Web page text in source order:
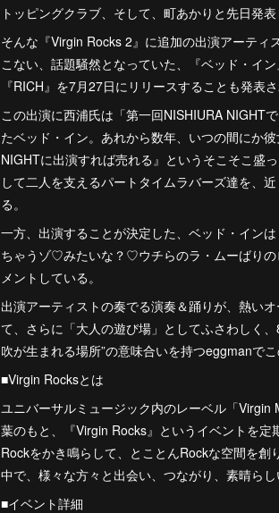
トッピングクラブ、そして、町あかりと先日発表
そんな『Virgin Rocks 2』に追加の出演アーテ
こない、話題騒然となっていた、『ベッド・イ
『RICH』を7月27日にリリースすることも発表
この出演に西浦氏は「第一回NISHIURA NIGHT
たベッド・イン。あれから数年、いつの間にか
NIGHTに出演すれば売れる』というそこそこ盛
して二人を支えるパートタイムラバーズ達を、
る。
一方、出演することが決定した、ベッド・イン
ちゃうゾ♡みたいな？♡ウチらのラ・ムーばりの
メントしている。
出演アーティストの奏でる演奏＆踊りが、熱い
て、さらに「大人の遊び場」としてふさわしく
吹が生まれる場所”の意味合いを持つeggmanで
■Virgin Rocksとは
ユニバーサルミュージック内のレーベル「
葉のもと、『Virgin Rocks』というイベントを
Rockをかき鳴らして、とことんRockな空間を
中で、様々な方々と出会い、つながり、素晴らし
■イベント詳細